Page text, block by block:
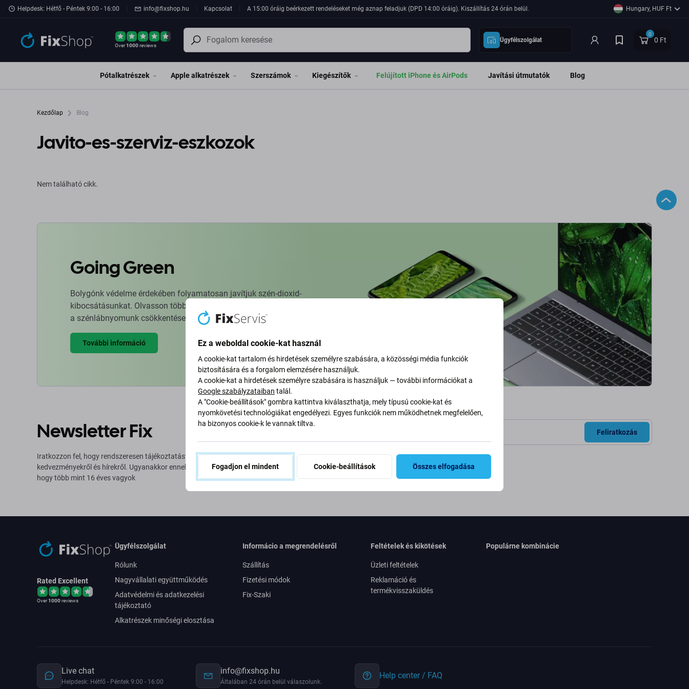
Ugrás az oldal fő részéhez
Helpdesk: Hétfő - Péntek 9:00 - 16:00 info@fixshop.hu Kapcsolat A 15:00 óráig beérkezett rendeléseket még aznap feladjuk (DPD 14:00 óráig). Kiszállítás 24 órán belül. Hungary, HUF Ft
Over1000reviews
Ügyfélszolgálat
0
0 Ft
Pótalkatrészek Apple alkatrészek Szerszámok Kiegészítők Felújított iPhone és AirPods Javítási útmutatók Blog
Kezdőlap Blog
Javito-es-szerviz-eszkozok
Nem található cikk.
Going Green
Bolygónk védelme érdekében folyamatosan javítjuk szén-dioxid-
kibocsátásunkat. Olvasson többet arról, hogyan alakítjuk át folyamatainkat
a szénlábnyomunk csökkentése érdekében.
További információ
Newsletter Fix
Iratkozzon fel, hogy rendszeresen tájékoztatást kapjon az ajánlatunkról szóló
kedvezményekről és hírekről. Ugyanakkor ennek az űrlapnak a benyújtásával megerősítem,
hogy több mint 16 éves vagyok
Feliratkozás
Egyetértek azzal, hogy híreket kapjak
Rated Excellent
Over1000reviews
Ügyfélszolgálat
Rólunk
Nagyvállalati együttműködés
Adatvédelmi és adatkezelési
tájékoztató
Alkatrészek minőségi elosztása
Informácio a megrendelésről
Szállítás
Fizetési módok
Fix-Szaki
Feltételek és kikötések
Üzleti feltételek
Reklamáció és
termékvisszaküldés
Populárne kombinácie
Live chat
Helpdesk: Hétfő - Péntek 9:00 - 16:00
info@fixshop.hu
Általában 24 órán belül válaszolunk.
Help center / FAQ
Ez a weboldal cookie-kat használ
A cookie-kat tartalom és hirdetések személyre szabására, a közösségi média funkciók
biztosítására és a forgalom elemzésére használjuk.
A cookie-kat a hirdetések személyre szabására is használjuk — további információkat a
Google szabályzataiban talál.
A "Cookie-beállítások" gombra kattintva kiválaszthatja, mely típusú cookie-kat és
nyomkövetési technológiákat engedélyezi. Egyes funkciók nem működhetnek megfelelően,
ha bizonyos cookie-k le vannak tiltva.
Fogadjon el mindent Cookie-beállítások Összes elfogadása